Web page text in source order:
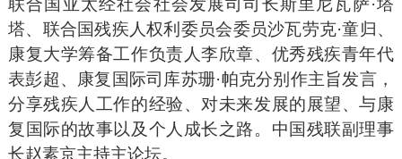
联合国亚太经社会社会发展司司长斯里尼瓦萨·塔
塔、联合国残疾人权利委员会委员沙瓦劳克·童归、
康复大学筹备工作负责人李欣章、优秀残疾青年代
表彭超、康复国际司库苏珊·帕克分别作主旨发言，
分享残疾人工作的经验、对未来发展的展望、与康
复国际的故事以及个人成长之路。中国残联副理事
长赵素京主持主论坛。